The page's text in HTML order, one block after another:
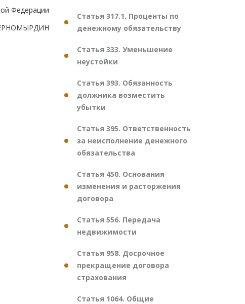
Федерации
Статья 317.1. Проценты по
денежному обязательству
Статья 333. Уменьшение
неустойки
Статья 393. Обязанность
должника возместить
убытки
Статья 395. Ответственность
за неисполнение денежного
обязательства
Статья 450. Основания
изменения и расторжения
договора
Статья 556. Передача
недвижимости
Статья 958. Досрочное
прекращение договора
страхования
Статья 1064. Общие